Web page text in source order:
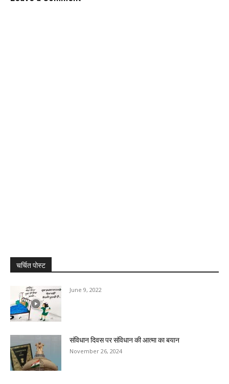
चर्चित पोस्ट
June 9, 2022
संविधान दिवस पर संविधान की आत्मा का बयान
November 26, 2024